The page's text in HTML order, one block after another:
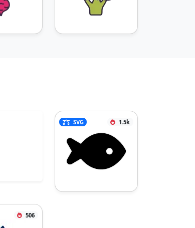
SVG 1.5k
506